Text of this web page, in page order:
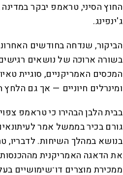
ג'ינפינג.
הביקור, שנדחה בחודשים
בשורה ארוכה של נושאים
המכסים האמריקניים, סוגיית
ומינרלים חיוניים — אך גם
בבית הלבן הבהירו כי טראמפ
גורם בכיר בממשל אמר
בנושא במהלך השיחות. לדבריו,
את הדאגה האמריקנית
ממכירת מוצרים דו־שימושיים